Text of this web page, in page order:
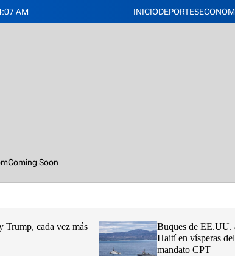
:09AM INICIODEPORTES
Coming Soon
Trump, cada vez más
Buques de EE.UU.
Haití en vísperas
mandato CPT